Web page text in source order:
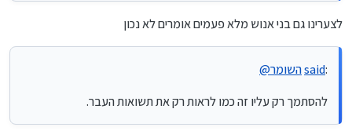
לצערינו גם בני אנוש מלא פעמים אומרים לא נכון
@השומרsaid:
להסתמך רק עליו זה כמו לראות רק את תשואות העבר.